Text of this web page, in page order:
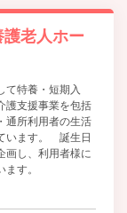
老人ホー
て特養・短期入
護支援事業を包括
通所利用者の生活
います。 誕生日
画し、利用者様に
す。